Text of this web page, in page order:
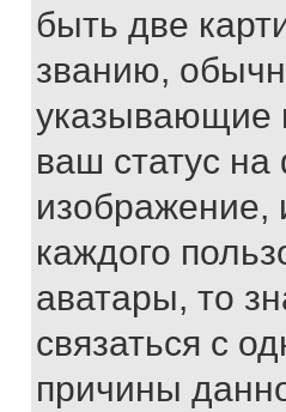
быть две
званию,
указывающие
ваш статус
изображение,
каждого
аватары, то
связаться с
причины